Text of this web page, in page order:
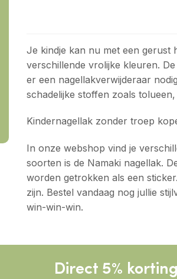
Je kindje kan nu met een gerust
verschillende vrolijke kleuren.
er een nagellakverwijderaar
schadelijke stoffen zoals
Kindernagellak zonder troep
In onze webshop vind je
soorten is de Namaki nagellak.
worden getrokken als een
zijn. Bestel vandaag nog jullie
win-win-win.
Direct 5%